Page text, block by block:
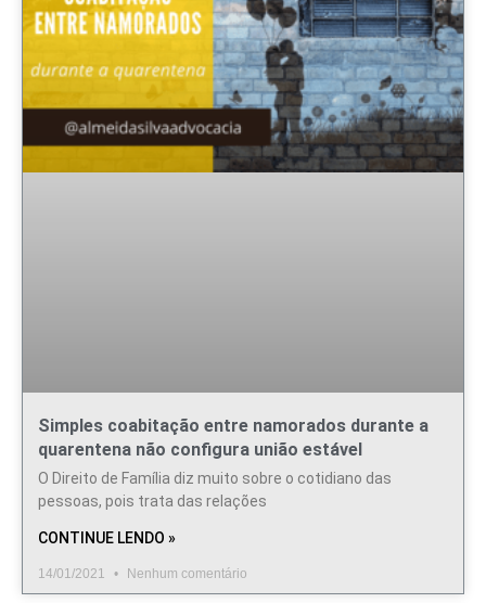
Simples coabitação entre namorados durante a
quarentena não configura união estável
O Direito de Família diz muito sobre o cotidiano das
pessoas, pois trata das relações
CONTINUE LENDO »
14/01/2021 Nenhum comentário